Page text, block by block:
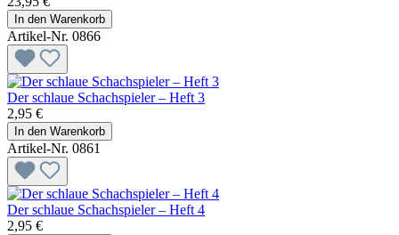
In den Warenkorb
Artikel-Nr. 0866
Der schlaue Schachspieler – Heft 3
2,95 €
In den Warenkorb
Artikel-Nr. 0861
Der schlaue Schachspieler – Heft 4
2,95 €